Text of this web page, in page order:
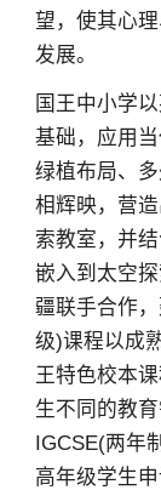
望，使其心
发展。
国王中小学
基础，应用
绿植布局、
相辉映，营
索教室，并
嵌入到太空
疆联手合作
级)课程以成
王特色校本
生不同的教
IGCSE(两年
高年级学生